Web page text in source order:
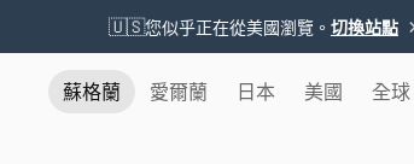
🇺🇸您似乎正在從美國瀏覽。 切換站點
蘇格蘭 愛爾蘭 日本 美國 全球